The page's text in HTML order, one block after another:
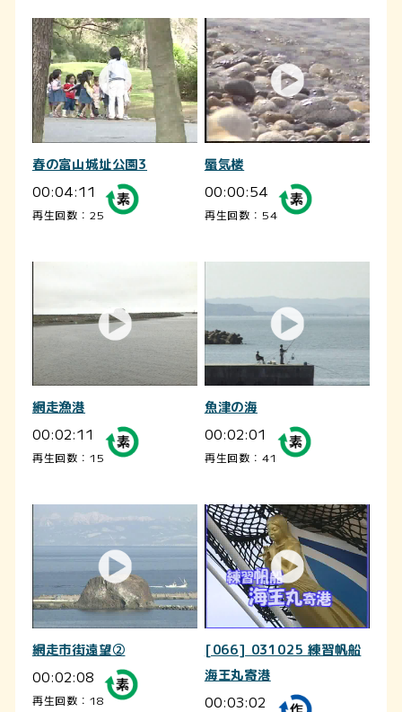
春の富山城址公園3
00:04:11
再生回数：25
蜃気楼
00:00:54
再生回数：54
網走漁港
00:02:11
再生回数：15
魚津の海
00:02:01
再生回数：41
網走市街遠望②
00:02:08
再生回数：18
[066] 031025 練習帆船
海王丸寄港
00:03:02